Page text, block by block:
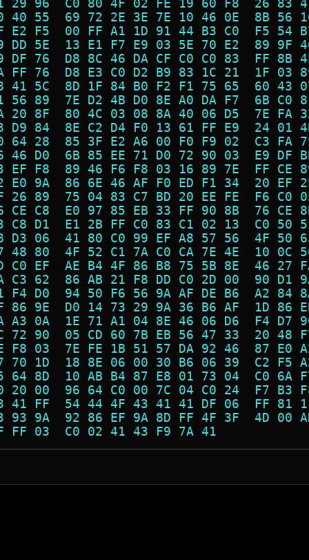
29 96  C0 80 4F 02 FE 19 60 F8  26
40 55  69 72 2E 3E 7E 10 46 0E  8B
E2 F5  00 FF A1 1D 91 44 B3 C0  F5
DD 5E  13 E1 F7 E9 03 5E 70 E2  89
DF 76  D8 8C 46 DA CF C0 C0 83  FF
FF 76  D8 E3 C0 D2 B9 83 1C 21  1F
41 5C  8D 1F 84 B0 F2 F1 75 65  60
56 89  7E D2 4B D0 8E A0 DA F7  6B
20 8F  80 4C 03 08 8A 40 06 D5  7E
D9 84  8E C2 D4 F0 13 61 FF E9  24
64 28  85 3F E2 A6 00 F0 F9 02  C3
46 D0  6B 85 EE 71 D0 72 90 03  E9
EF F8  89 46 F6 F8 03 16 89 7E  FF
E0 9A  86 6E 46 AF F0 ED F1 34  20
26 89  75 04 83 C7 BD 20 EE FE  F6
CE C8  E0 97 85 EB 33 FF 90 8B  76
C8 D1  E1 2B FF C0 83 C1 02 13  C0
D3 06  41 80 C0 99 EF A8 57 56  4F
48 80  4F 52 C1 7A C0 CA 7E 4E  10
C0 EF  AE B4 4F 86 B8 75 5B 8E  46
C3 62  86 AB 21 F8 DD C0 2D 00  90
F4 D0  94 50 F6 56 9A AF DE B6  A2
86 9E  D0 14 73 29 9A 36 B6 AF  1D
A3 0A  1E 71 A1 04 8E 46 06 D6  F4
72 90  05 CD 60 7B EB 56 47 33  20
F8 03  7E FE 1B 51 57 DA 92 46  87
70 1D  18 8E 06 00 30 B6 06 39  C2
64 8D  10 AB B4 87 E8 01 73 04  C0
20 00  96 64 C0 00 7C 04 C0 24  F7
41 FF  54 44 4F 43 41 41 DF 06  FF
93 9A  92 86 EF 9A 8D FF 4F 3F  4D
A7 41 FF FF 03